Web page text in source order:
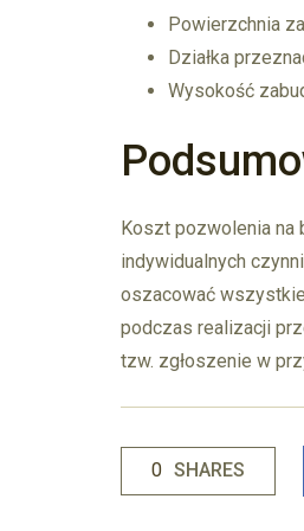
Powierzchnia
Działka
Wysokość
Koszt pozwolenia na
indywidualnych
oszacować
podczas realizacji
tzw. zgłoszenie w
0 SHARES